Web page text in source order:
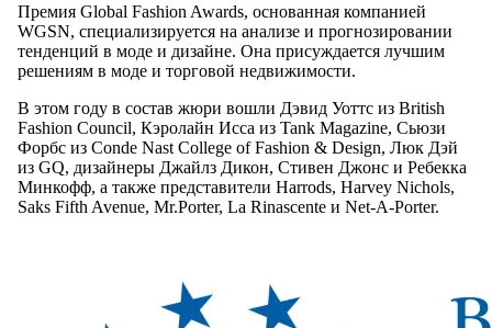
Премия Global Fashion Awards, основанная компанией
WGSN, специализируется на анализе и прогнозировании
тенденций в моде и дизайне. Она присуждается лучшим
решениям в моде и торговой недвижимости.
В этом году в состав жюри вошли Дэвид Уоттс из British
Fashion Council, Кэролайн Исса из Tank Magazine, Сьюзи
Форбс из Conde Nast College of Fashion & Design, Люк Дэй
из GQ, дизайнеры Джайлз Дикон, Стивен Джонс и Ребекка
Минкофф, а также представители Harrods, Harvey Nichols,
Saks Fifth Avenue, Mr.Porter, La Rinascente и Net-A-Porter.